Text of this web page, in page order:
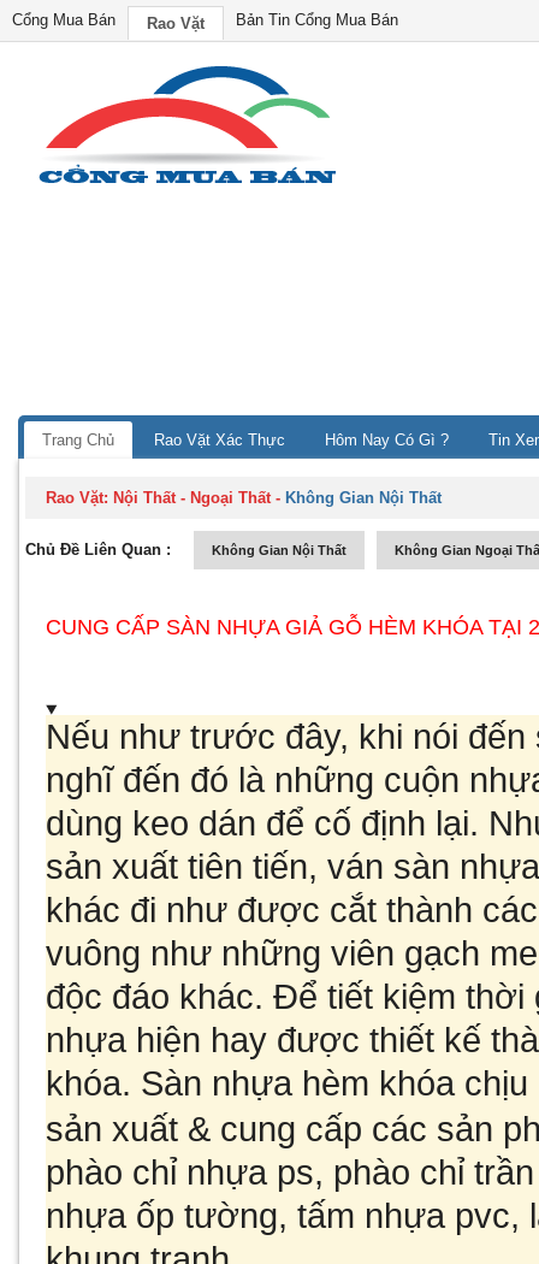
Cổng Mua Bán Rao Vặt Bản Tin Cổng Mua Bán
Trang Chủ Rao Vặt Xác Thực Hôm Nay Có Gì ? Tin
Rao Vặt: Nội Thất - Ngoại Thất- Không Gian Nội Thất
Chủ Đề Liên Quan : Không Gian Nội Thất Không Gian Ngoại
CUNG CẤP SÀN NHỰA GIẢ GỖ HÈM KHÓA TẠI
Nếu như trước đây, khi nói đến
nghĩ đến đó là những cuộn
dùng keo dán để cố định lại.
sản xuất tiên tiến, ván sàn
khác đi như được cắt thành
vuông như những viên gạch
độc đáo khác. Để tiết kiệm
nhựa hiện hay được thiết kế
khóa. Sàn nhựa hèm khóa
sản xuất & cung cấp các sản
phào chỉ nhựa ps, phào chỉ
nhựa ốp tường, tấm nhựa pvc,